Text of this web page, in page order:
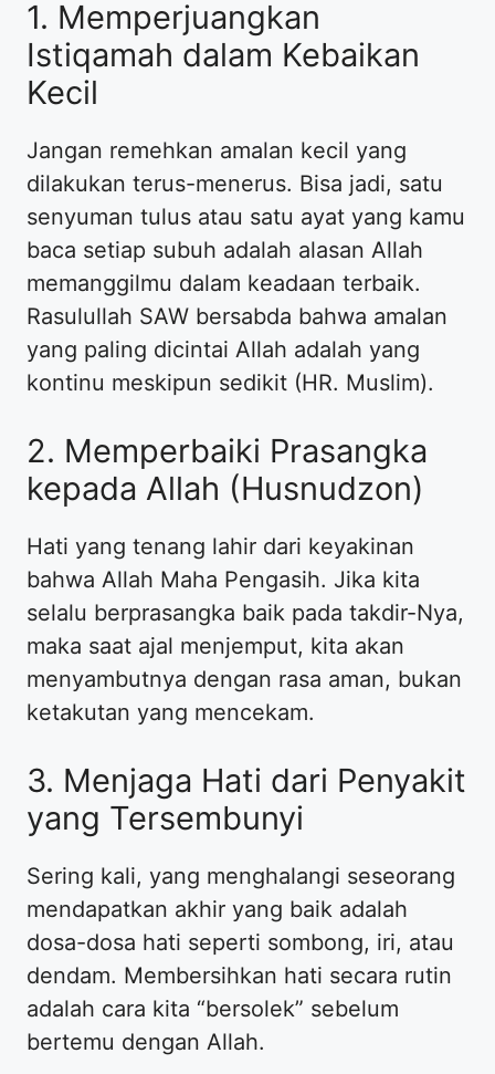
1. Memperjuangkan
Istiqamah dalam Kebaikan
Kecil
Jangan remehkan amalan kecil yang
dilakukan terus-menerus. Bisa jadi, satu
senyuman tulus atau satu ayat yang kamu
baca setiap subuh adalah alasan Allah
memanggilmu dalam keadaan terbaik.
Rasulullah SAW bersabda bahwa amalan
yang paling dicintai Allah adalah yang
kontinu meskipun sedikit (HR. Muslim).
2. Memperbaiki Prasangka
kepada Allah (Husnudzon)
Hati yang tenang lahir dari keyakinan
bahwa Allah Maha Pengasih. Jika kita
selalu berprasangka baik pada takdir-Nya,
maka saat ajal menjemput, kita akan
menyambutnya dengan rasa aman, bukan
ketakutan yang mencekam.
3. Menjaga Hati dari Penyakit
yang Tersembunyi
Sering kali, yang menghalangi seseorang
mendapatkan akhir yang baik adalah
dosa-dosa hati seperti sombong, iri, atau
dendam. Membersihkan hati secara rutin
adalah cara kita “bersolek” sebelum
bertemu dengan Allah.